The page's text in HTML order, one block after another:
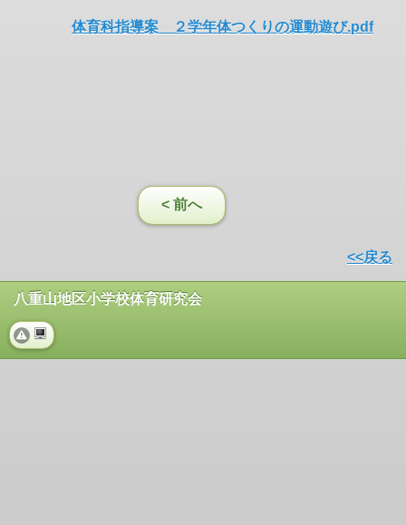
体育科指導案 ２学年体つくりの運動遊び.pdf
< 前へ
<<戻る
八重山地区小学校体育研究会